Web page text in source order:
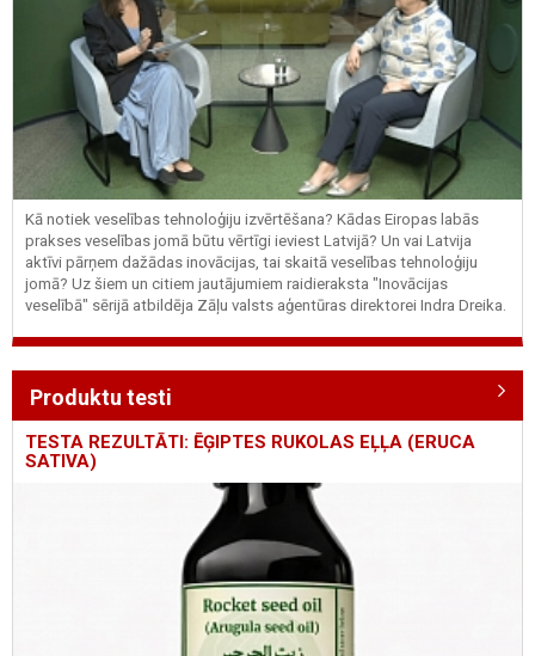
Kā notiek veselības tehnoloģiju izvērtēšana? Kādas Eiropas labās
prakses veselības jomā būtu vērtīgi ieviest Latvijā? Un vai Latvija
aktīvi pārņem dažādas inovācijas, tai skaitā veselības tehnoloģiju
jomā? Uz šiem un citiem jautājumiem raidieraksta "Inovācijas
veselībā" sērijā atbildēja Zāļu valsts aģentūras direktorei Indra Dreika.
Produktu testi
TESTA REZULTĀTI: ĒĢIPTES RUKOLAS EĻĻA (ERUCA
SATIVA)